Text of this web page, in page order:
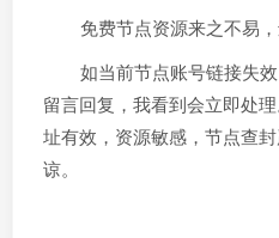
免费节点资源来之不易
如当前节点账号链接失
留言回复，我看到会立即处
址有效，资源敏感，节点查
谅。